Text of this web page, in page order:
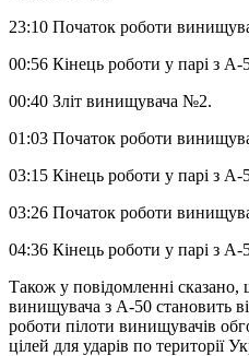
23:10 Початок роботи
00:56 Кінець роботи у парі з А-
00:40 Зліт винищувача №2.
01:03 Початок роботи
03:15 Кінець роботи у парі з А-
03:26 Початок роботи
04:36 Кінець роботи у парі з А-
Також у повідомленні
винищувача з А-50 становить
роботи пілоти винищувачів
цілей для ударів по території